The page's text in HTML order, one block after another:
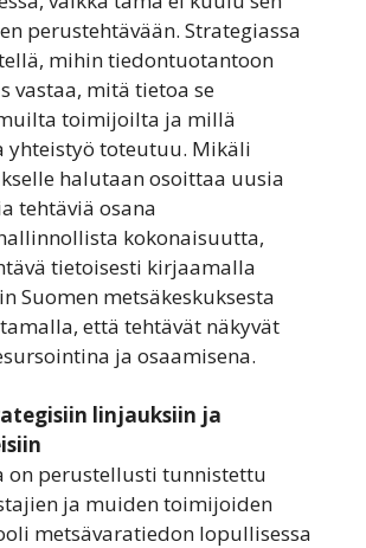
perustehtävään. Strategiassa
mihin tiedontuotantoon
vastaa, mitä tietoa se
toimijoilta ja millä
yhteistyö toteutuu. Mikäli
halutaan osoittaa uusia
tehtäviä osana
kokonaisuutta,
tietoisesti kirjaamalla
Suomen metsäkeskuksesta
että tehtävät näkyvät
ja osaamisena.
linjauksiin ja
on perustellusti tunnistettu
ja muiden toimijoiden
metsävaratiedon lopullisessa